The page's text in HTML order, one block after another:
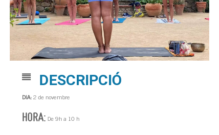
DESCRIPCIÓ
DIA: 2 de novembre
HORA: De 9h a 10 h